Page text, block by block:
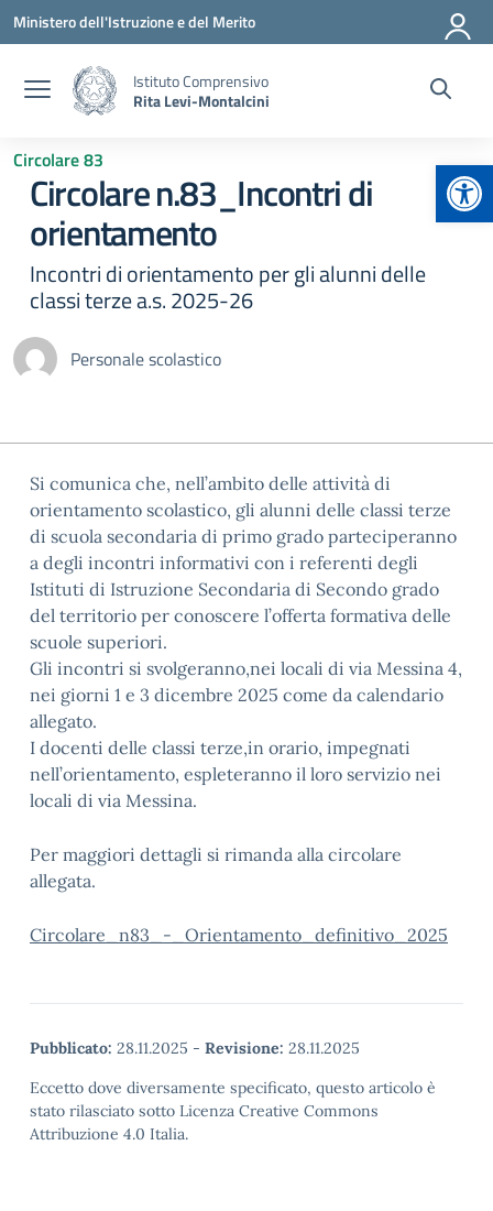
Vai ai contenuti
Vai al menu di navigazione
Vai al footer
Ministero dell'Istruzione e del Merito
Istituto Comprensivo
Rita Levi-Montalcini
Circolare 83
Circolare n.83_Incontri di
orientamento
Incontri di orientamento per gli alunni delle
classi terze a.s. 2025-26
Personale scolastico
Si comunica che, nell’ambito delle attività di
orientamento scolastico, gli alunni delle classi terze
di scuola secondaria di primo grado parteciperanno
a degli incontri informativi con i referenti degli
Istituti di Istruzione Secondaria di Secondo grado
del territorio per conoscere l’offerta formativa delle
scuole superiori.
Gli incontri si svolgeranno,nei locali di via Messina 4,
nei giorni 1 e 3 dicembre 2025 come da calendario
allegato.
I docenti delle classi terze,in orario, impegnati
nell’orientamento, espleteranno il loro servizio nei
locali di via Messina.
Per maggiori dettagli si rimanda alla circolare
allegata.
Circolare_n83_-_Orientamento_definitivo_2025
Pubblicato: 28.11.2025 - Revisione: 28.11.2025
Eccetto dove diversamente specificato, questo articolo è
stato rilasciato sotto Licenza Creative Commons
Attribuzione 4.0 Italia.